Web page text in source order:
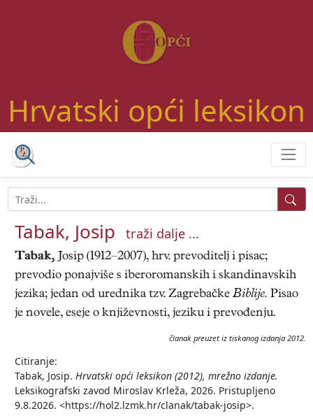
Hrvatski opći leksikon
Tabak, Josip traži dalje ...
Tabak, Josip (1912–2007), hrv. prevoditelj i pisac;
prevodio ponajviše s iberoromanskih i skandinavskih
jezika; jedan od urednika tzv. Zagrebačke Biblije. Pisao
je novele, eseje o književnosti, jeziku i prevođenju.
članak preuzet iz tiskanog izdanja 2012.
Citiranje:
Tabak, Josip. Hrvatski opći leksikon (2012), mrežno izdanje.
Leksikografski zavod Miroslav Krleža, 2026. Pristupljeno
9.8.2026. <https://hol2.lzmk.hr/clanak/tabak-josip>.